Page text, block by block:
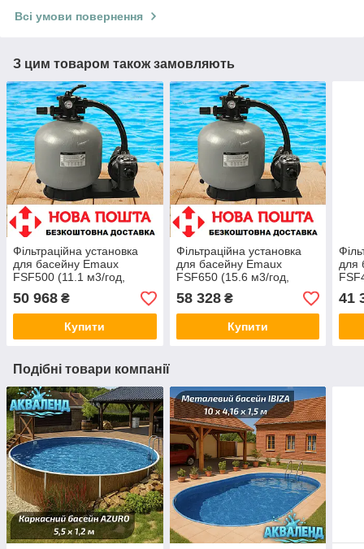
Всі умови повернення
З цим товаром також замовляють
Фільтраційна установка
для басейну Emaux
FSF500 (11.1 м3/год,
D535) Фільтр для басейну
пісочний
50 968 ₴
Купити
Фільтраційна установка
для басейну Emaux
FSF650 (15.6 м3/год,
D635) Фільтр пісочний
58 328₴
Купити
для
41
Подібні товари компанії